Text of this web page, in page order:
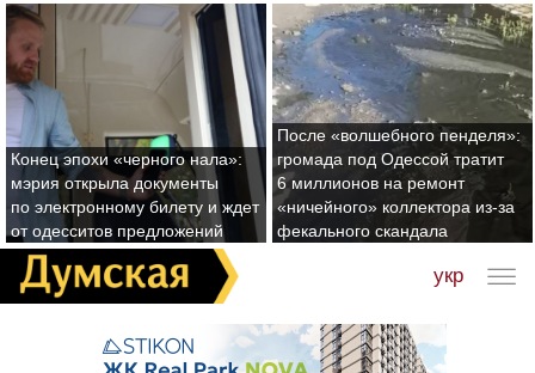
Конец эпохи «черного нала»:
мэрия открыла документы
по электронному билету и ждет
от одесситов предложений
После «волшебного пенделя»:
громада под Одессой тратит
6 миллионов на ремонт
«ничейного» коллектора из-за
фекального скандала
укр